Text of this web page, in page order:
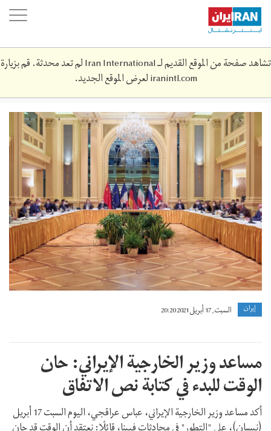
Skip
main
content
تشاهد صفحة من الموقع القديم لـ Iran International لم تعد محدثة. قم بزيارة
iranintl.comلعرض الموقع الجديد.
2021-
04-
nuclear-
talks.jpg
إيران السبت, 17 أبريل 2021 20:20
مساعد وزير الخارجية الإيراني: حان
الوقت للبدء في كتابة نص الاتفاق
أكد مساعد وزير الخارجية الإيراني، عباس عراقجي، اليوم السبت 17 أبريل